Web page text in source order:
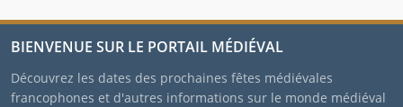
BIENVENUE SUR LE PORTAIL MÉDIÉVAL
Découvrez les dates des prochaines fêtes médiévales
francophones et d'autres informations sur le monde médiéval